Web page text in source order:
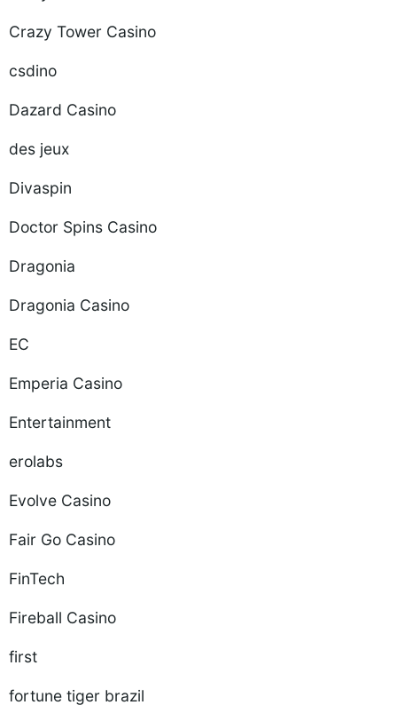
Crazy Tower Сasino
csdino
Dazard Casino
des jeux
Divaspin
Doctor Spins Casino
Dragonia
Dragonia Casino
EC
Emperia Casino
Entertainment
erolabs
Evolve Casino
Fair Go Casino
FinTech
Fireball Casino
first
fortune tiger brazil